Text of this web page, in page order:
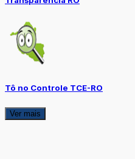
Tô no Controle TCE-RO
Ver mais